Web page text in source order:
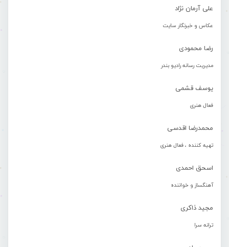
علی آرمان نژاد
عکاس و خبرنگار سایت
رضا محمودی
مدیریت رسانه رادیو بندر
یوسف قشمی
فعال هنری
محمدرضا اقدسی
تهیه کننده ، فعال هنری
اسحق احمدی
آهنگساز و خواننده
مجید ذاکری
ترانه سرا